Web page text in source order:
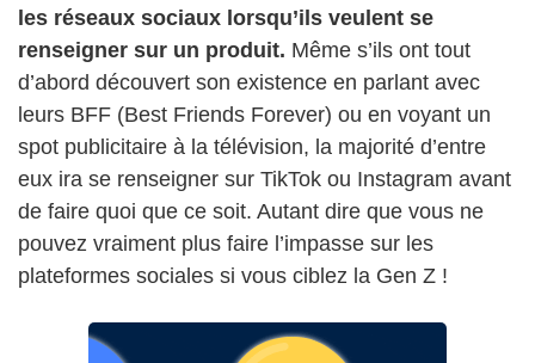
les réseaux sociaux lorsqu’ils veulent se
renseigner sur un produit. Même s’ils ont tout
d’abord découvert son existence en parlant avec
leurs BFF (Best Friends Forever) ou en voyant un
spot publicitaire à la télévision, la majorité d’entre
eux ira se renseigner sur TikTok ou Instagram avant
de faire quoi que ce soit. Autant dire que vous ne
pouvez vraiment plus faire l’impasse sur les
plateformes sociales si vous ciblez la Gen Z !